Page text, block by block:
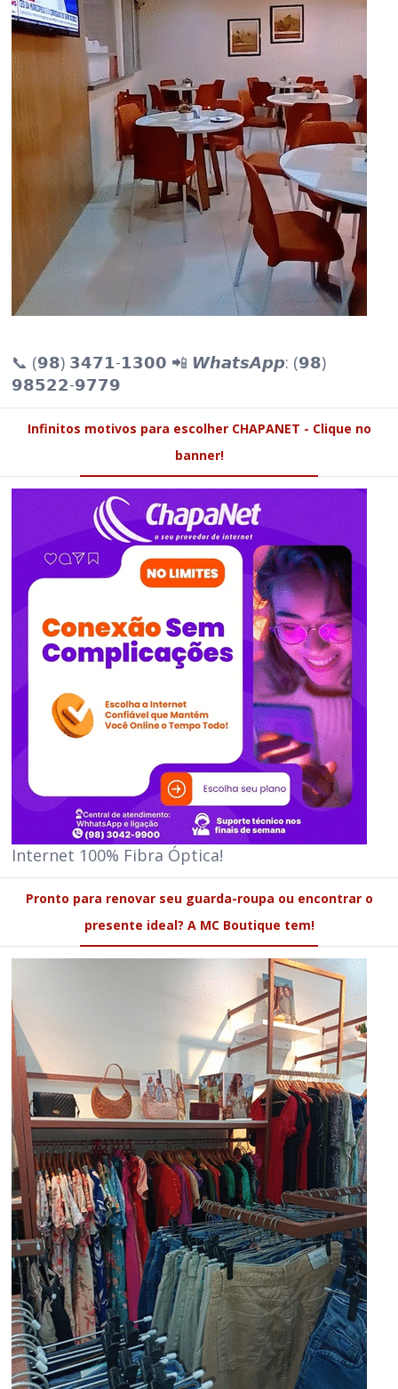
📞 (𝟵𝟴) 𝟯𝟰𝟳𝟭-𝟭𝟯𝟬𝟬 📲 𝙒𝙝𝙖𝙩𝙨𝘼𝙥𝙥: (𝟵𝟴)
𝟵𝟴𝟱𝟮𝟮-𝟵𝟳𝟳𝟵
Infinitos motivos para escolher CHAPANET - Clique no
banner!
Internet 100% Fibra Óptica!
Pronto para renovar seu guarda-roupa ou encontrar o
presente ideal? A MC Boutique tem!